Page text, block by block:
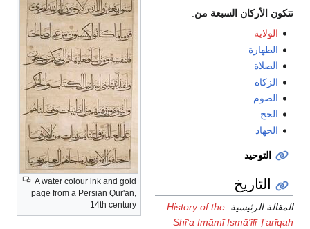
A water colour ink and gold
page from a Persian Qur'an,
14th century
تتكون الأركان السبعة من:
الولاية
الطهارة
الصلاة
الزكاة
الصوم
الحج
الجهاد
التوحيد
التاريخ
المقالة الرئيسية: History of the
Shī‘a Imāmī Ismā'īlī Ṭarīqah